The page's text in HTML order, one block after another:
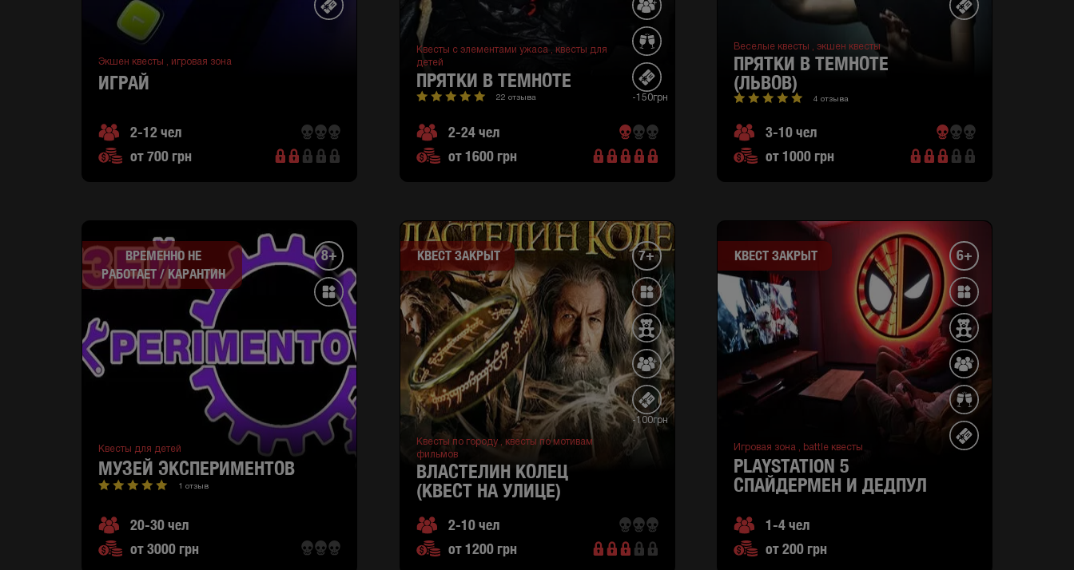
Экшен квесты , игровая зона
ИГРАЙ
2-12 чел
от 700 грн
-150грн
Квесты с элементами ужаса ,
квесты для
детей
ПРЯТКИ В ТЕМНОТЕ
22 отзыва
2-24 чел
от 1600 грн
Веселые квесты , экшен квесты
ПРЯТКИ В ТЕМНОТЕ
(ЛЬВОВ)
4 отзыва
3-10 чел
от 1000 грн
ВРЕМЕННО НЕ
РАБОТАЕТ / КАРАНТИН
8+
Квесты для детей
МУЗЕЙ ЭКСПЕРИМЕНТОВ
1 отзыв
20-30 чел
от 3000 грн
КВЕСТ ЗАКРЫТ 7+
-100грн
Квесты по городу ,
квесты по мотивам
фильмов
ВЛАСТЕЛИН КОЛЕЦ
(КВЕСТ НА УЛИЦЕ)
2-10 чел
от 1200 грн
КВЕСТ ЗАКРЫТ 6+
Игровая зона , battle квесты
PLAYSTATION 5
СПАЙДЕРМЕН И ДЕДПУЛ
1-4 чел
от 200 грн